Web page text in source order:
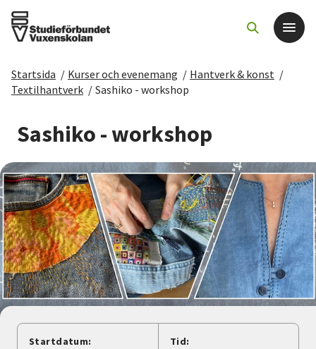
Det här gör vi
För dig som
Sök kurser och evenemang
Om SV
Starta studiecirkel
Cirkelledare
Nyheter
Startsida / Kurser och evenemang / Hantverk & konst /
Textilhantverk / Sashiko - workshop
Sashiko - workshop
Startdatum: Tid: